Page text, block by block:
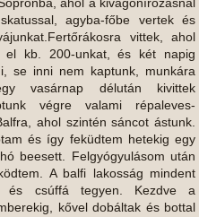
agyba-főbe vertek és
vittek, ahol
el kb. 200-unkat, és két napig
se inni nem kaptunk, munkára
vasárnap délután kivittek
végre valami répaleves-
ahol szintén sáncot ástunk.
és így feküdtem hetekig egy
beesett. Felgyógyulásom után
A balfi lakosság mindent
és csúffá tegyen. Kezdve a
kővel dobáltak és bottal